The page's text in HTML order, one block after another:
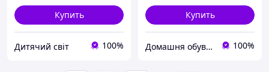
Купить
Дитячий світ 100%
Купить
Домашня обув Харків 100%